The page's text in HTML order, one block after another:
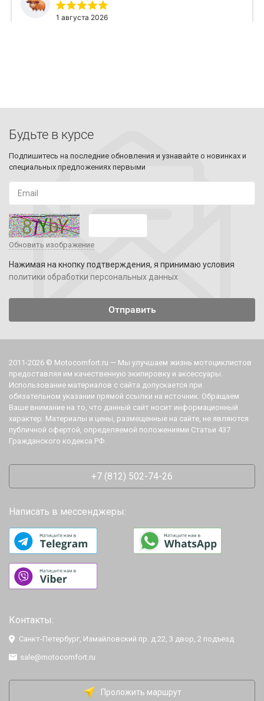
Будьте в курсе
Подпишитесь на последние обновления и узнавайте о новинках и
специальных предложениях первыми
Обновить изображение
Нажимая на кнопку подтверждения, я принимаю условия
политики обработки персональных данных
2011-2026 © Motocomfort.ru — Мы улучшаем жизнь мотоциклистов
предоставляя им качественную экипировку и аксессуары.
Использование материалов с сайта допускается при
обязательном указании прямой ссылки на источник. Обращаем
Ваше внимание на то, что данный сайт носит информационный
характер. Материалы и цены, размещенные на сайте, не являются
публичной офертой, определяемой положениями Статьи 437
Гражданского кодекса РФ.
+7 (812) 502-74-26
Написать в мессенджеры:
Контакты:
Санкт-Петербург, Измайловский пр. д.22, 3 двор, 2 подъезд
sale@motocomfort.ru
Проложить маршрут